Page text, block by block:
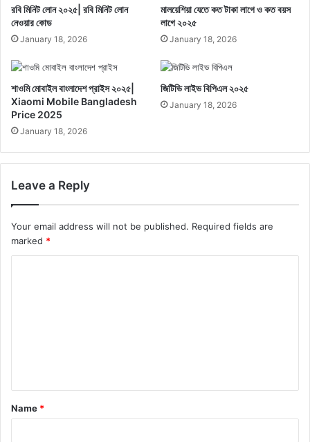
রবি মিনিট লোন ২০২৫| রবি মিনিট লোন
নেওয়ার কোড
January 18, 2026
মালয়েশিয়া যেতে কত টাকা লাগে ও কত বয়স
লাগে ২০২৫
January 18, 2026
শাওমি মোবাইল বাংলাদেশ প্রাইস ২০২৫|
Xiaomi Mobile Bangladesh
Price 2025
January 18, 2026
জিটিভি লাইভ বিপিএল ২০২৫
January 18, 2026
Leave a Reply
Your email address will not be published. Required fields are
marked *
t
*
Name *